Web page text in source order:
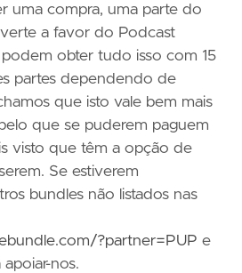
uma compra, uma parte do
a favor do Podcast
obter tudo isso com 15
partes dependendo de
que isto vale bem mais
que se puderem paguem
visto que têm a opção de
Se estiverem
bundles não listados nas
?partner=PUP e
nos.